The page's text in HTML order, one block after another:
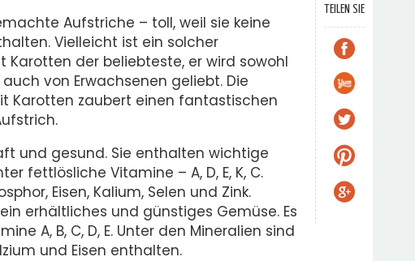
TEILEN SIE
Aufstriche – toll, weil sie keine
Vielleicht ist ein solcher
Karotten der beliebteste, er wird sowohl
von Erwachsenen geliebt. Die
Karotten zaubert einen fantastischen
und gesund. Sie enthalten wichtige
fettlösliche Vitamine – A, D, E, K, C.
Eisen, Kalium, Selen und Zink.
erhältliches und günstiges Gemüse. Es
A, B, C, D, E. Unter den Mineralien sind
und Eisen enthalten.